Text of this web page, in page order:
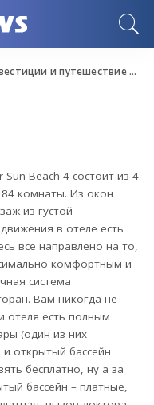
и путешествие>
Beach 4 состоит из 4-
комнаты. Из окон
из густой
в отеле есть
все направлено на то,
комфортным и
система
Вам никогда не
отеля есть полным
(один из них
открытый бассейн
бесплатно, ну а за
бассейн – платные,